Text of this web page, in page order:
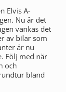
Elvis A-
Nu är det
vankas det
av bilar som
är nu
Följ med när
och
bland